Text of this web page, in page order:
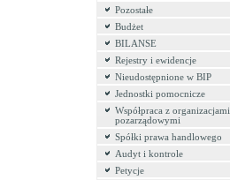
Pozostałe
Budżet
BILANSE
Rejestry i ewidencje
Nieudostępnione w BIP
Jednostki pomocnicze
Współpraca z organizacjami
pozarządowymi
Spółki prawa handlowego
Audyt i kontrole
Petycje